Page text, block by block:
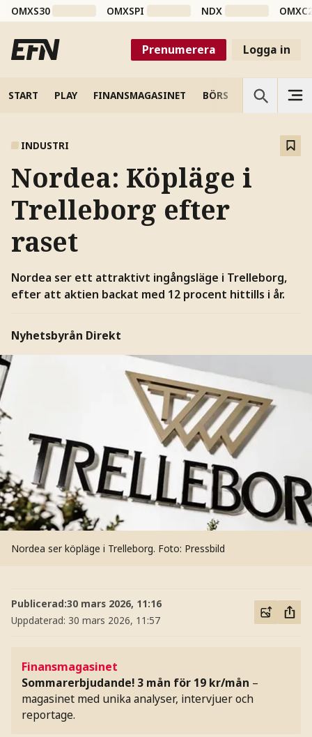
OMXS30 OMXSPI NDX
Prenumerera Logga in
START PLAY FINANSMAGASINET BÖRS VETENSKAP
INDUSTRI
Nordea: Köpläge i
Trelleborg efter
raset
Nordea ser ett attraktivt ingångsläge i Trelleborg,
efter att aktien backat med 12 procent hittills i år.
Nyhetsbyrån Direkt
Nordea ser köpläge i Trelleborg. Foto: Pressbild
Publicerad:30 mars 2026, 11:16
Uppdaterad: 30 mars 2026, 11:57
Finansmagasinet
Sommarerbjudande! 3 mån för 19 kr/mån –
magasinet med unika analyser, intervjuer och
reportage.